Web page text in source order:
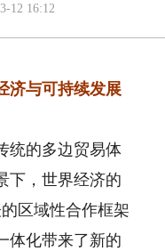
12 16:12
济与可持续发展
统的多边贸易体
下，世界经济的
区域性合作框架
体化带来了新的